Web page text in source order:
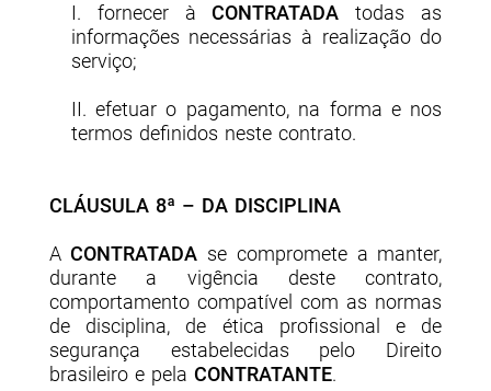
I. fornecer àCONTRATADA todas as
informações necessárias à realização do
serviço;
II. efetuar o pagamento, na forma e nos
termos definidos neste contrato.
CLÁUSULA 8ª – DA DISCIPLINA
ACONTRATADA se compromete a manter,
durante a vigência deste contrato,
comportamento compatível com as normas
de disciplina, de ética profissional e de
segurança estabelecidas pelo Direito
brasileiro e pela CONTRATANTE.